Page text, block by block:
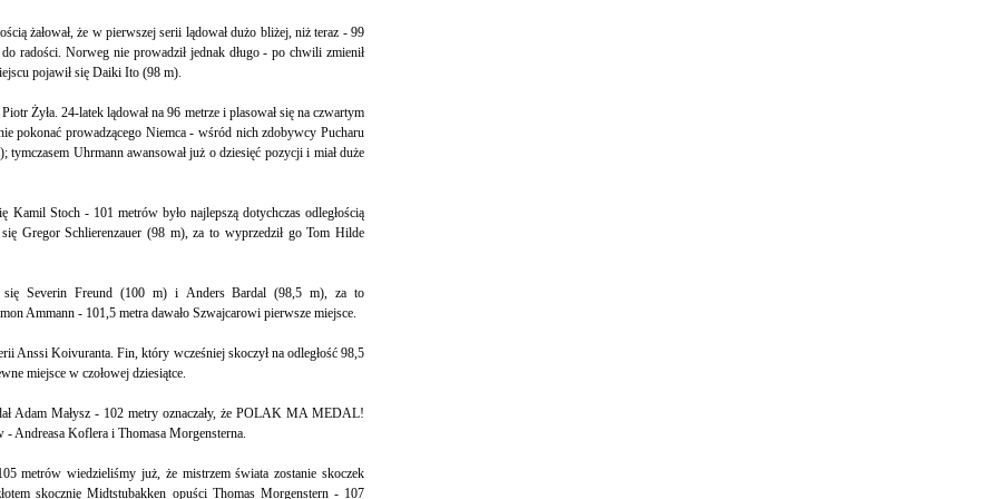
żałował, że w pierwszej serii lądował dużo bliżej, niż teraz - 99
radości. Norweg nie prowadził jednak długo - po chwili zmienił
pojawił się Daiki Ito (98 m).
Żyła. 24-latek lądował na 96 metrze i plasował się na czwartym
pokonać prowadzącego Niemca - wśród nich zdobywcy Pucharu
Uhrmann awansował już o dziesięć pozycji i miał duże
Kamil Stoch - 101 metrów było najlepszą dotychczas odległością
Gregor Schlierenzauer (98 m), za to wyprzedził go Tom Hilde
się Severin Freund (100 m) i Anders Bardal (98,5 m), za to
Ammann - 101,5 metra dawało Szwajcarowi pierwsze miejsce.
Anssi Koivuranta. Fin, który wcześniej skoczył na odległość 98,5
miejsce w czołowej dziesiątce.
Adam Małysz - 102 metry oznaczały, że POLAK MA MEDAL!
- Andreasa Koflera i Thomasa Morgensterna.
metrów wiedzieliśmy już, że mistrzem świata zostanie skoczek
skocznię Midtstubakken opuści Thomas Morgenstern - 107